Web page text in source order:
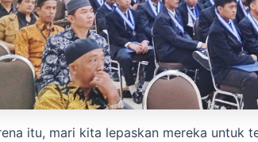
itu, mari kita lepaskan mereka untuk